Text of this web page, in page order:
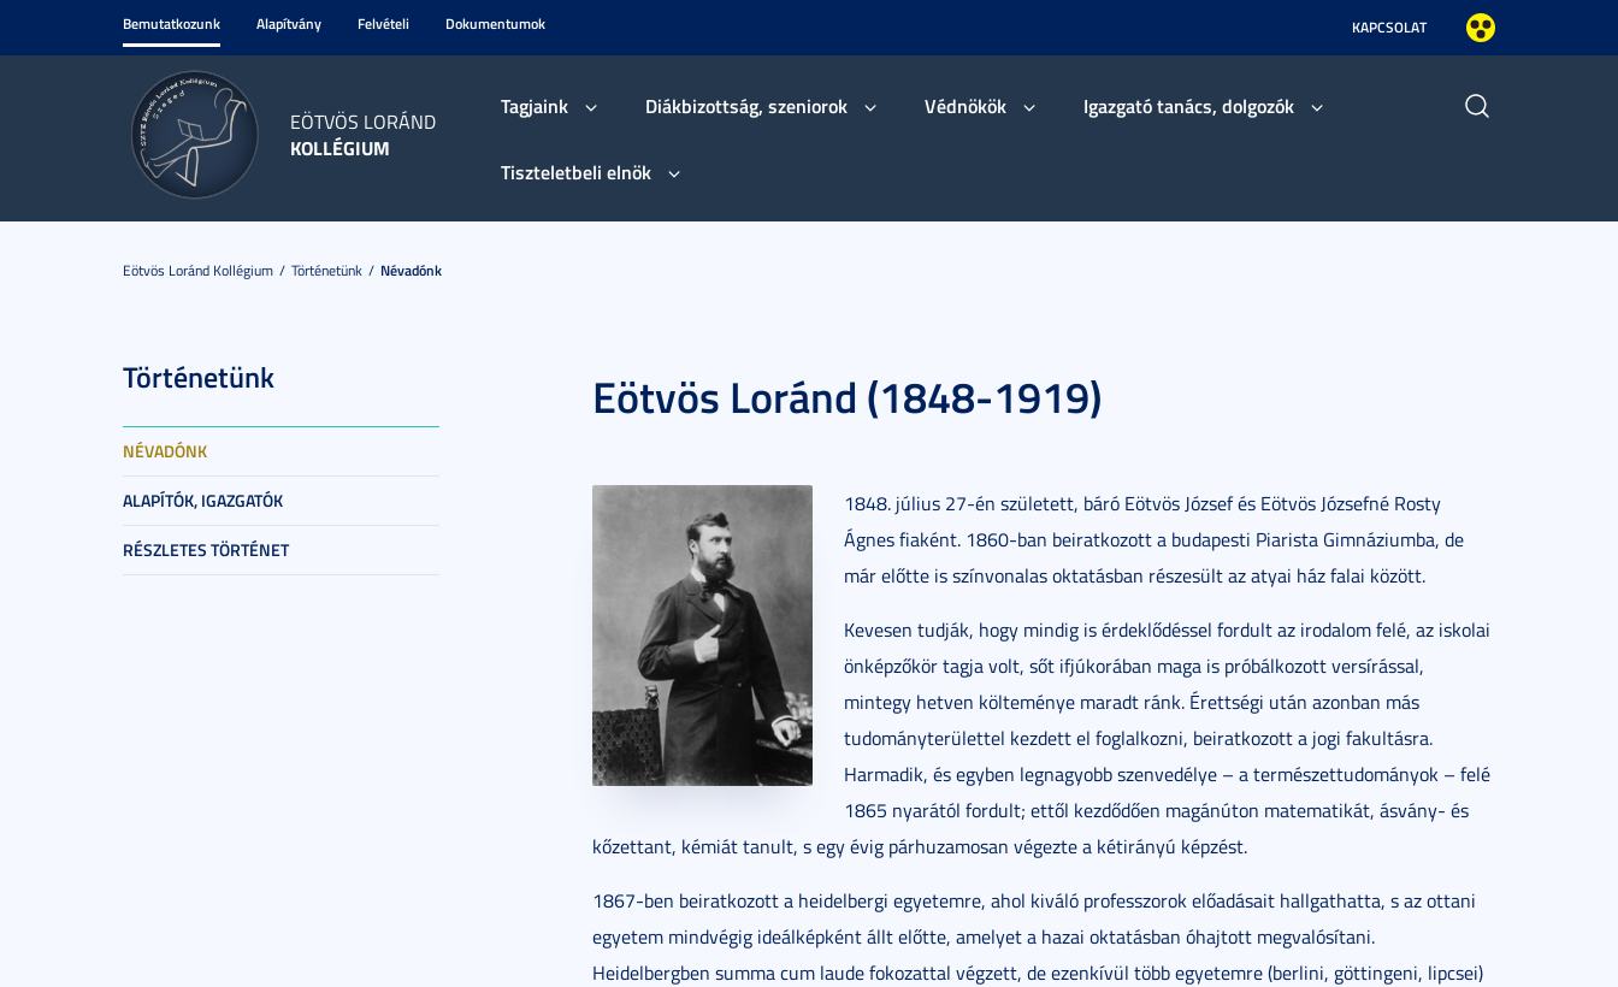
Bemutatkozunk Alapítvány Felvételi Dokumentumok KAPCSOLAT
EÖTVÖS LORÁND
KOLLÉGIUM
Tagjaink Diákbizottság, szeniorok Védnökök Igazgató tanács, dolgozók
Tiszteletbeli elnök
Eötvös Loránd Kollégium Történetünk Névadónk
Történetünk
NÉVADÓNK
ALAPÍTÓK, IGAZGATÓK
RÉSZLETES TÖRTÉNET
Eötvös Loránd (1848-1919)
1848. július 27-én született, báró Eötvös József és Eötvös Józsefné Rosty
Ágnes fiaként. 1860-ban beiratkozott a budapesti Piarista Gimnáziumba, de
már előtte is színvonalas oktatásban részesült az atyai ház falai között.
Kevesen tudják, hogy mindig is érdeklődéssel fordult az irodalom felé, az iskolai
önképzőkör tagja volt, sőt ifjúkorában maga is próbálkozott versírással,
mintegy hetven költeménye maradt ránk. Érettségi után azonban más
tudományterülettel kezdett el foglalkozni, beiratkozott a jogi fakultásra.
Harmadik, és egyben legnagyobb szenvedélye – a természettudományok – felé
1865 nyarától fordult; ettől kezdődően magánúton matematikát, ásvány- és
kőzettant, kémiát tanult, s egy évig párhuzamosan végezte a kétirányú képzést.
1867-ben beiratkozott a heidelbergi egyetemre, ahol kiváló professzorok előadásait hallgathatta, s az ottani
egyetem mindvégig ideálképként állt előtte, amelyet a hazai oktatásban óhajtott megvalósítani.
Heidelbergben summa cum laude fokozattal végzett, de ezenkívül több egyetemre (berlini, göttingeni, lipcsei)